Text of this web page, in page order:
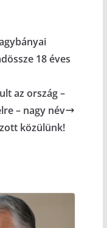
18 éves
az ország –
– nagy név
közülünk!